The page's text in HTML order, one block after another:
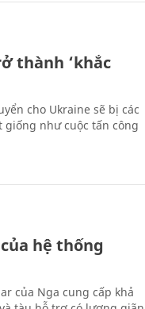
thành ‘khắc
cho Ukraine sẽ bị các
như cuộc tấn công
hệ thống
của Nga cung cấp khả